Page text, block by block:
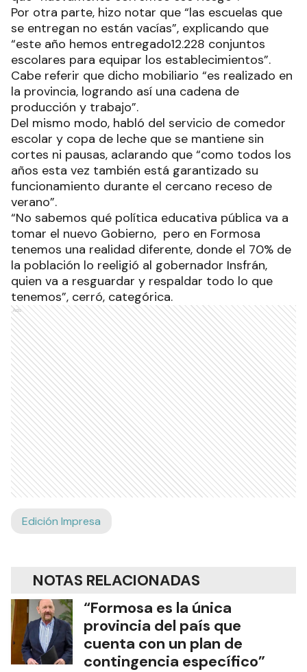
Por otra parte, hizo notar que “las escuelas que
se entregan no están vacías”, explicando que
“este año hemos entregado12.228 conjuntos
escolares para equipar los establecimientos”.
Cabe referir que dicho mobiliario “es realizado en
la provincia, logrando así una cadena de
producción y trabajo”.
Del mismo modo, habló del servicio de comedor
escolar y copa de leche que se mantiene sin
cortes ni pausas, aclarando que “como todos los
años esta vez también está garantizado su
funcionamiento durante el cercano receso de
verano”.
“No sabemos qué política educativa pública va a
tomar el nuevo Gobierno, pero en Formosa
tenemos una realidad diferente, donde el 70% de
la población lo reeligió al gobernador Insfrán,
quien va a resguardar y respaldar todo lo que
tenemos”, cerró, categórica.
Ads
Edición Impresa
NOTAS RELACIONADAS
“Formosa es la única
provincia del país que
cuenta con un plan de
contingencia específico”